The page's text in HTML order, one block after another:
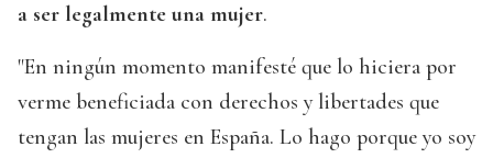
a ser legalmente una mujer.
"En ningún momento manifesté que lo hiciera por
verme beneficiada con derechos y libertades que
tengan las mujeres en España. Lo hago porque yo soy